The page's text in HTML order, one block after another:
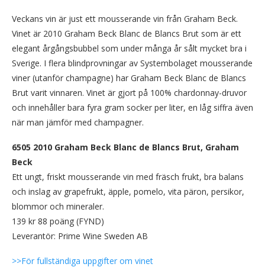
Veckans vin är just ett mousserande vin från Graham Beck.
Vinet är 2010 Graham Beck Blanc de Blancs Brut som är ett
elegant årgångsbubbel som under många år sålt mycket bra i
Sverige. I flera blindprovningar av Systembolaget mousserande
viner (utanför champagne) har Graham Beck Blanc de Blancs
Brut varit vinnaren. Vinet är gjort på 100% chardonnay-druvor
och innehåller bara fyra gram socker per liter, en låg siffra även
när man jämför med champagner.
6505 2010 Graham Beck Blanc de Blancs Brut, Graham
Beck
Ett ungt, friskt mousserande vin med fräsch frukt, bra balans
och inslag av grapefrukt, äpple, pomelo, vita päron, persikor,
blommor och mineraler.
139 kr 88 poäng (FYND)
Leverantör: Prime Wine Sweden AB
>>För fullständiga uppgifter om vinet